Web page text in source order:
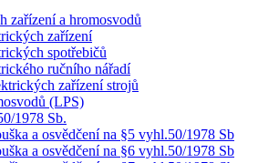
zařízení a hromosvodů
zařízení
spotřebičů
ručního nářadí
zařízení strojů
(LPS)
1978 Sb.
a osvědčení na §5 vyhl.50/1978 Sb
a osvědčení na §6 vyhl.50/1978 Sb